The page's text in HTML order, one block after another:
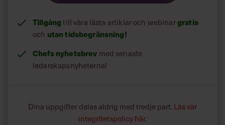
Tillgångtill våra låsta artiklar och webinargratis
och utan tidsbegränsning!
Chefs nyhetsbrev med senaste
ledarskapsnyheterna!
Dina uppgifter delas aldrig med tredje part. Läs vår
integritetspolicy här.